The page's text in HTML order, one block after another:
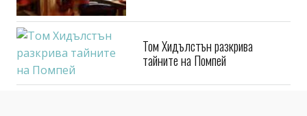
Том Хидълстън разкрива
тайните на Помпей